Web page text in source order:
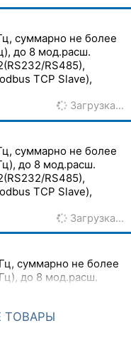
суммарно не более
до 8 мод.расш.
RS485),
TCP Slave),
Загрузка…
суммарно не более
до 8 мод.расш.
RS485),
TCP Slave),
Загрузка…
суммарно не более
до 8 мод.расш.
TCP Slave),
ТОВАРЫ